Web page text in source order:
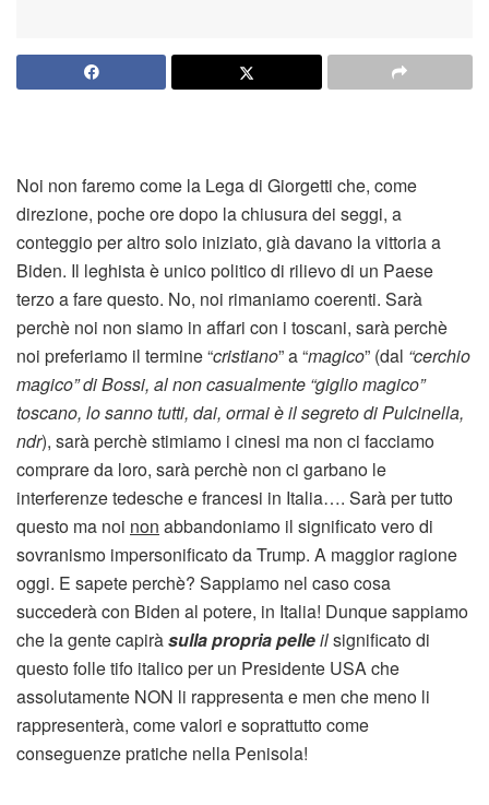
Noi non faremo come la Lega di Giorgetti che, come
direzione, poche ore dopo la chiusura dei seggi, a
conteggio per altro solo iniziato, già davano la vittoria a
Biden. Il leghista è unico politico di rilievo di un Paese
terzo a fare questo. No, noi rimaniamo coerenti. Sarà
perchè noi non siamo in affari con i toscani, sarà perchè
noi preferiamo il termine “cristiano” a “magico” (dal “cerchio
magico” di Bossi, al non casualmente “giglio magico”
toscano, lo sanno tutti, dai, ormai è il segreto di Pulcinella,
ndr), sarà perchè stimiamo i cinesi ma non ci facciamo
comprare da loro, sarà perchè non ci garbano le
interferenze tedesche e francesi in Italia…. Sarà per tutto
questo ma noi non abbandoniamo il significato vero di
sovranismo impersonificato da Trump. A maggior ragione
oggi. E sapete perchè? Sappiamo nel caso cosa
succederà con Biden al potere, in Italia! Dunque sappiamo
che la gente capiràsulla propria pelleilsignificato di
questo folle tifo italico per un Presidente USA che
assolutamente NON li rappresenta e men che meno li
rappresenterà, come valori e soprattutto come
conseguenze pratiche nella Penisola!